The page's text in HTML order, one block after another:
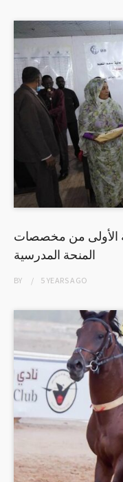
الأولى من مخصصات
المنحة المدرسية
BY 5 YEARSAGO